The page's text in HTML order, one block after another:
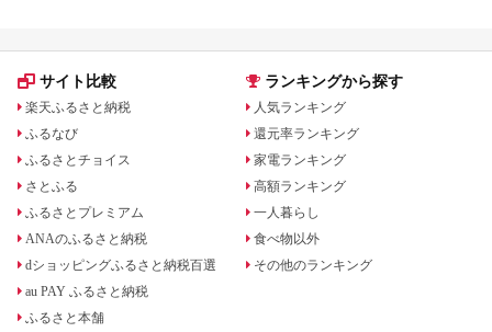
サイト比較
楽天ふるさと納税
ふるなび
ふるさとチョイス
さとふる
ふるさとプレミアム
ANAのふるさと納税
dショッピングふるさと納税百選
au PAY ふるさと納税
ふるさと本舗
ランキングから探す
人気ランキング
還元率ランキング
家電ランキング
高額ランキング
一人暮らし
食べ物以外
その他のランキング